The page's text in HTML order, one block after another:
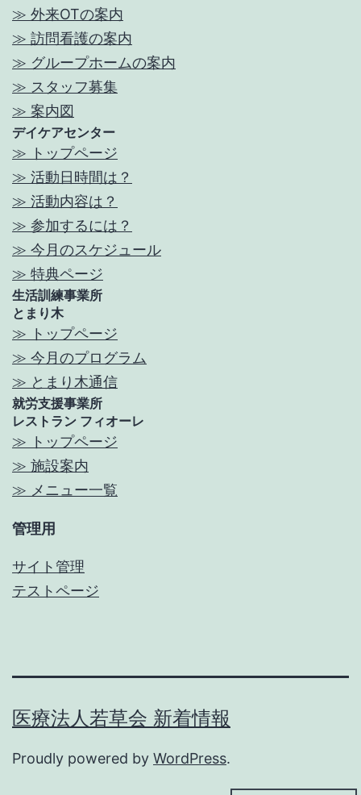
≫ 外来OTの案内
≫ 訪問看護の案内
≫ グループホームの案内
≫ スタッフ募集
≫ 案内図
デイケアセンター
≫ トップページ
≫ 活動日時間は？
≫ 活動内容は？
≫ 参加するには？
≫ 今月のスケジュール
≫ 特典ページ
生活訓練事業所
とまり木
≫ トップページ
≫ 今月のプログラム
≫ とまり木通信
就労支援事業所
レストラン フィオーレ
≫ トップページ
≫ 施設案内
≫ メニュー一覧
管理用
サイト管理
テストページ
医療法人若草会 新着情報
Proudly powered by WordPress.